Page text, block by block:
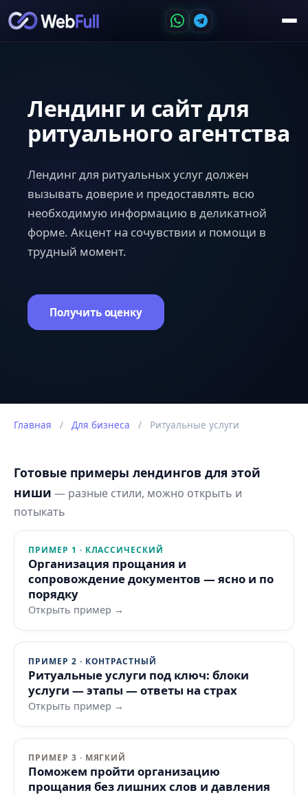
Лендинг и сайт для
ритуального агентства
Лендинг для ритуальных услуг должен
вызывать доверие и предоставлять всю
необходимую информацию в деликатной
форме. Акцент на сочувствии и помощи в
трудный момент.
Получить оценку
Главная / Для бизнеса / Ритуальные услуги
Готовые примеры лендингов для этой
ниши — разные стили, можно открыть и
потыкать
ПРИМЕР 1 · КЛАССИЧЕСКИЙ
Организация прощания и
сопровождение документов — ясно и по
порядку
Открыть пример →
ПРИМЕР 2 · КОНТРАСТНЫЙ
Ритуальные услуги под ключ: блоки
услуги — этапы — ответы на страх
Открыть пример →
ПРИМЕР 3 · МЯГКИЙ
Поможем пройти организацию
прощания без лишних слов и давления